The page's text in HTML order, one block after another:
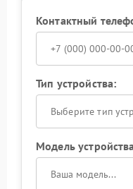
Контактный
Тип устройства:
Выберите тип
Модель